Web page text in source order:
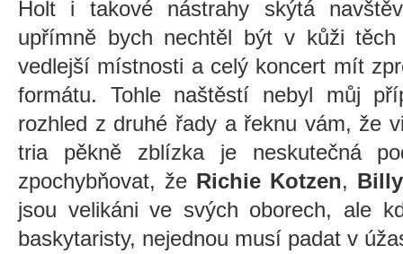
Holt i takové nástrahy skýtá
upřímně bych nechtěl být v kůži
vedlejší místnosti a celý koncert mít
formátu. Tohle naštěstí nebyl můj
rozhled z druhé řady a řeknu vám, že
tria pěkně zblízka je neskutečná
zpochybňovat, že Richie Kotzen,
jsou velikáni ve svých oborech, ale
baskytaristy, nejednou musí padat v